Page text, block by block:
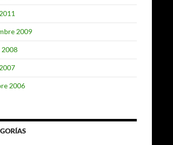
2009
2008
2006